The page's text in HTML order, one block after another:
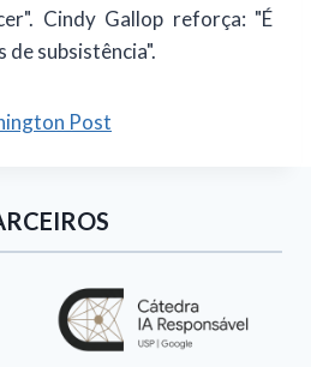
Cindy Gallop reforça: "É
subsistência".
Post